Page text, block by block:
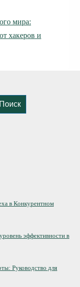
мира:
хакеров и
Поиск
в Конкурентном
эффективности в
Руководство для